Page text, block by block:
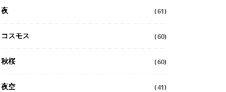
夜 (61)
コスモス (60)
秋桜 (60)
夜空 (41)